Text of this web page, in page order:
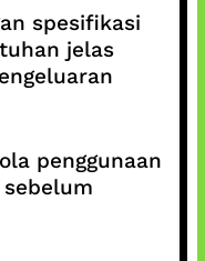
spesifikasi
jelas
penggunaan